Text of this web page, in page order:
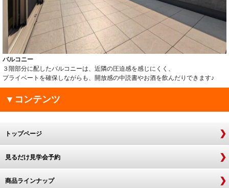
バルコニー
３階部分に配したバルコニーは、近隣の圧迫感を感じにくく、
プライベートを確保しながらも、開放感の中読書やお酒を飲んだりできます♪
▼コンテンツ
トップページ
見るだけ見学会予約
商品ラインナップ